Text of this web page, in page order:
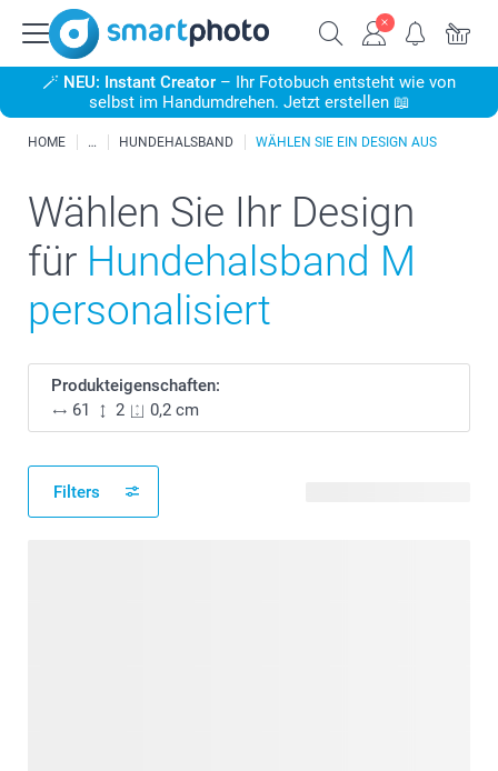
🪄 NEU: Instant Creator – Ihr Fotobuch entsteht wie von
selbst im Handumdrehen. Jetzt erstellen 📖
HOME HUNDEHALSBAND WÄHLEN SIE EIN DESIGN AUS
Wählen Sie Ihr Design
für Hundehalsband M
personalisiert
Produkteigenschaften:
61
2 0,2 cm
Filters